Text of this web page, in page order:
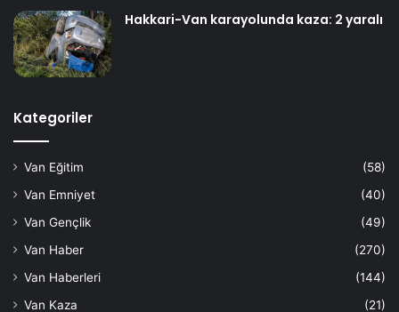
Hakkari-Van karayolunda kaza: 2 yaralı
Kategoriler
Van Eğitim
(58)
Van Emniyet
(40)
Van Gençlik
(49)
Van Haber
(270)
Van Haberleri
(144)
Van Kaza
(21)